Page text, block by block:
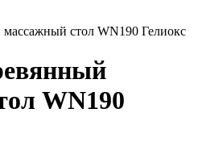
стол WN190 Гелиокс
WN190